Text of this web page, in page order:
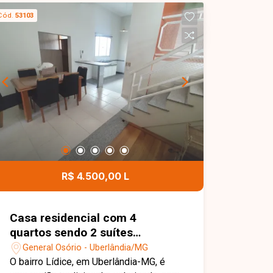
com armários, banheiro social, cozinha
com armários, área de serviço e 01
vaga de garagem coberta. Uma
excelente oportunidade para quem
busca conforto, praticidade e uma
localização privilegiada. Agende sua
visita e venha conhecer este imóvel!
53103
R$ 4.500,00 L
Casa residencial com 4
quartos sendo 2 suítes
disponível para locação no
bairro General Osório em
General Osório - Uberlândia/MG
O bairro Lídice, em Uberlândia-MG, é